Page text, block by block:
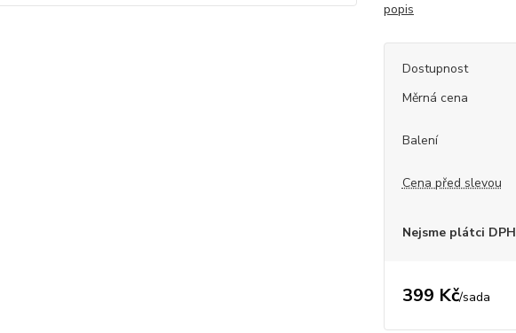
popis
Dostupnost
Měrná cena
Balení
Cena před slevou
Nejsme plátci DPH
399 Kč/sada